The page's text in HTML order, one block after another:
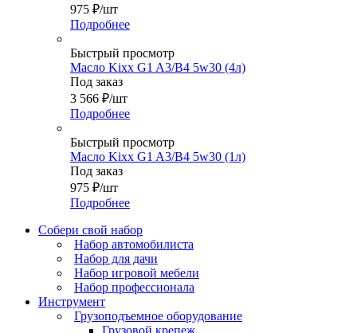
975 ₽/шт
Подробнее
Быстрый просмотр
Масло Kixx G1 A3/B4 5w30 (4л)
Под заказ
3 566 ₽/шт
Подробнее
Быстрый просмотр
Масло Kixx G1 A3/B4 5w30 (1л)
Под заказ
975 ₽/шт
Подробнее
Собери свой набор
Набор автомобилиста
Набор для дачи
Набор игровой мебели
Набор профессионала
Инструмент
Грузоподъемное оборудование
Грузовой крепеж